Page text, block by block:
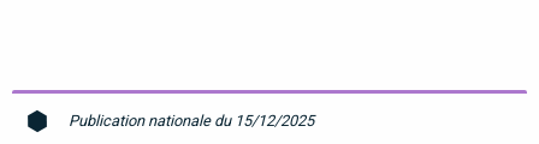
Publication nationale du 15/12/2025